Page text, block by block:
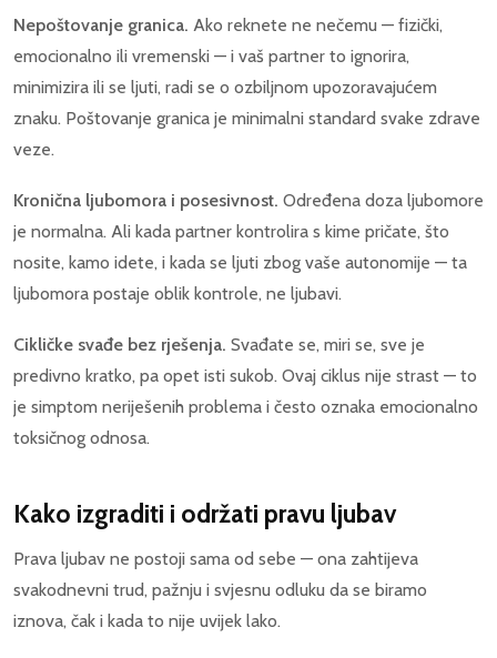
Nepoštovanje granica. Ako reknete ne nečemu — fizički,
emocionalno ili vremenski — i vaš partner to ignorira,
minimizira ili se ljuti, radi se o ozbiljnom upozoravajućem
znaku. Poštovanje granica je minimalni standard svake zdrave
veze.
Kronična ljubomora i posesivnost. Određena doza ljubomore
je normalna. Ali kada partner kontrolira s kime pričate, što
nosite, kamo idete, i kada se ljuti zbog vaše autonomije — ta
ljubomora postaje oblik kontrole, ne ljubavi.
Cikličke svađe bez rješenja. Svađate se, miri se, sve je
predivno kratko, pa opet isti sukob. Ovaj ciklus nije strast — to
je simptom neriješenih problema i često oznaka emocionalno
toksičnog odnosa.
Kako izgraditi i održati pravu ljubav
Prava ljubav ne postoji sama od sebe — ona zahtijeva
svakodnevni trud, pažnju i svjesnu odluku da se biramo
iznova, čak i kada to nije uvijek lako.